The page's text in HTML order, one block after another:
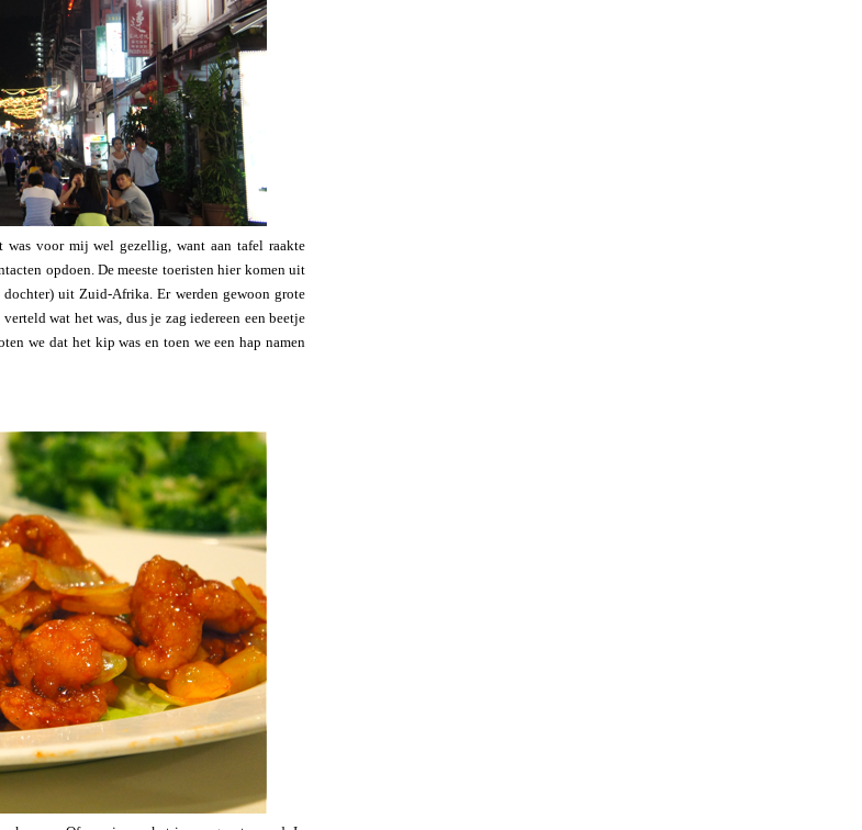
was voor mij wel gezellig, want aan tafel raakte
opdoen. De meeste toeristen hier komen uit
dochter) uit Zuid-Afrika. Er werden gewoon grote
wat het was, dus je zag iedereen een beetje
we dat het kip was en toen we een hap namen